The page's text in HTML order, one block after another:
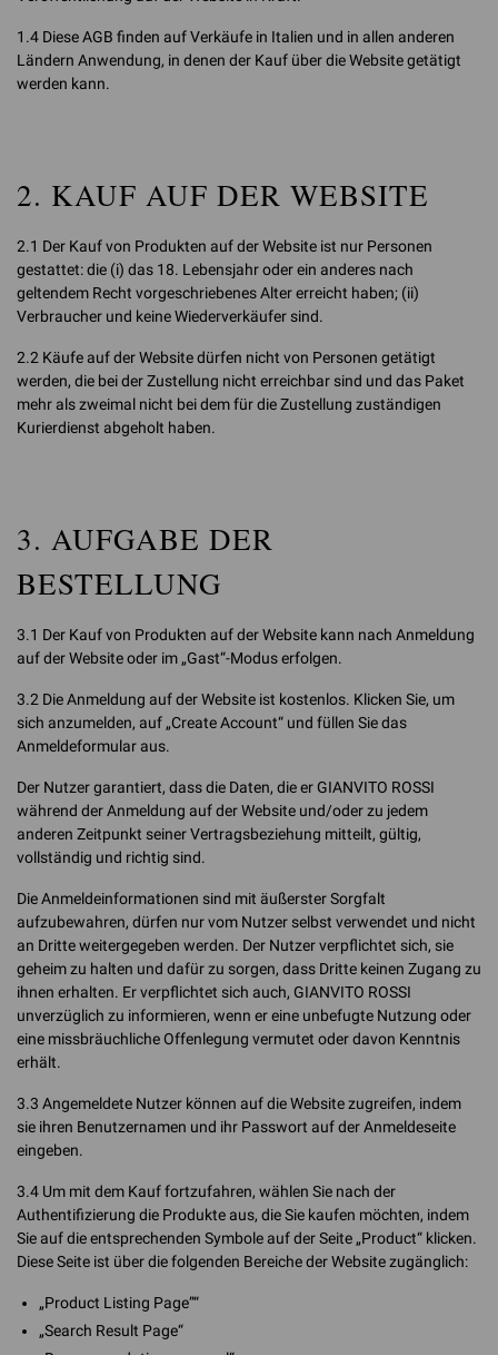
1.4 Diese AGB finden auf Verkäufe in Italien und in allen anderen
Ländern Anwendung, in denen der Kauf über die Website getätigt
werden kann.
2. KAUF AUF DER WEBSITE
2.1 Der Kauf von Produkten auf der Website ist nur Personen
gestattet: die (i) das 18. Lebensjahr oder ein anderes nach
geltendem Recht vorgeschriebenes Alter erreicht haben; (ii)
Verbraucher und keine Wiederverkäufer sind.
2.2 Käufe auf der Website dürfen nicht von Personen getätigt
werden, die bei der Zustellung nicht erreichbar sind und das Paket
mehr als zweimal nicht bei dem für die Zustellung zuständigen
Kurierdienst abgeholt haben.
3. AUFGABE DER
BESTELLUNG
3.1 Der Kauf von Produkten auf der Website kann nach Anmeldung
auf der Website oder im „Gast“-Modus erfolgen.
3.2 Die Anmeldung auf der Website ist kostenlos. Klicken Sie, um
sich anzumelden, auf „Create Account“ und füllen Sie das
Anmeldeformular aus.
Der Nutzer garantiert, dass die Daten, die er GIANVITO ROSSI
während der Anmeldung auf der Website und/oder zu jedem
anderen Zeitpunkt seiner Vertragsbeziehung mitteilt, gültig,
vollständig und richtig sind.
Die Anmeldeinformationen sind mit äußerster Sorgfalt
aufzubewahren, dürfen nur vom Nutzer selbst verwendet und nicht
an Dritte weitergegeben werden. Der Nutzer verpflichtet sich, sie
geheim zu halten und dafür zu sorgen, dass Dritte keinen Zugang zu
ihnen erhalten. Er verpflichtet sich auch, GIANVITO ROSSI
unverzüglich zu informieren, wenn er eine unbefugte Nutzung oder
eine missbräuchliche Offenlegung vermutet oder davon Kenntnis
erhält.
3.3 Angemeldete Nutzer können auf die Website zugreifen, indem
sie ihren Benutzernamen und ihr Passwort auf der Anmeldeseite
eingeben.
3.4 Um mit dem Kauf fortzufahren, wählen Sie nach der
Authentifizierung die Produkte aus, die Sie kaufen möchten, indem
Sie auf die entsprechenden Symbole auf der Seite „Product“ klicken.
Diese Seite ist über die folgenden Bereiche der Website zugänglich:
„Product Listing Page”“
„Search Result Page“